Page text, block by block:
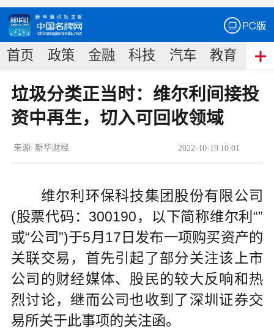
首页 政策 金融 科技 汽车 教育 食
垃圾分类正当时：维尔利间接投
资中再生，切入可回收领域
2022-10-19 10:01
来源: 新华财经
维尔利环保科技集团股份有限公司
(股票代码：300190，以下简称维尔利“”
或“公司”)于5月17日发布一项购买资产的
关联交易，首先引起了部分关注该上市
公司的财经媒体、股民的较大反响和热
烈讨论，继而公司也收到了深圳证券交
易所关于此事项的关注函。